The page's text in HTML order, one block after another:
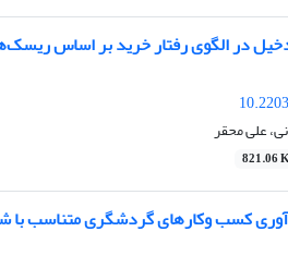
در الگوی رفتار خرید بر اساس
علی محقر
821.06
کسب وکارهای گردشگری متناسب با